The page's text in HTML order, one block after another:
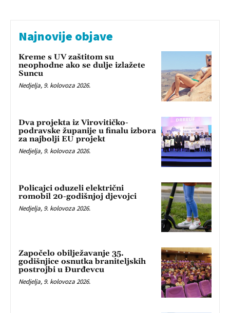
Najnovije objave
Kreme s UV zaštitom su
neophodne ako se dulje izlažete
Suncu
Nedjelja, 9. kolovoza 2026.
Dva projekta iz Virovitičko-
podravske županije u finalu izbora
za najbolji EU projekt
Nedjelja, 9. kolovoza 2026.
Policajci oduzeli električni
romobil 20-godišnjoj djevojci
Nedjelja, 9. kolovoza 2026.
Započelo obilježavanje 35.
godišnjice osnutka braniteljskih
postrojbi u Đurđevcu
Nedjelja, 9. kolovoza 2026.